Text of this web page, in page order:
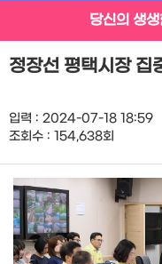
당신의 생
정장선 평택시장 집
입력 : 2024-07-18 18:59
조회수 : 154,638회